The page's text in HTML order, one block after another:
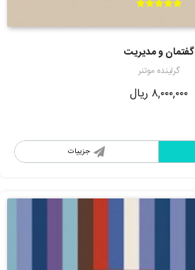
گفتمان و مدیریت
گرلینده موتنر
از 5
۸,۰۰۰,۰۰۰ ریال
جزییات